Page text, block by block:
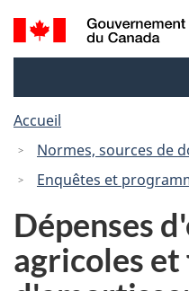
Recherche
et
Accueil
Normes, sources de
Enquêtes et
Dépenses
agricoles et